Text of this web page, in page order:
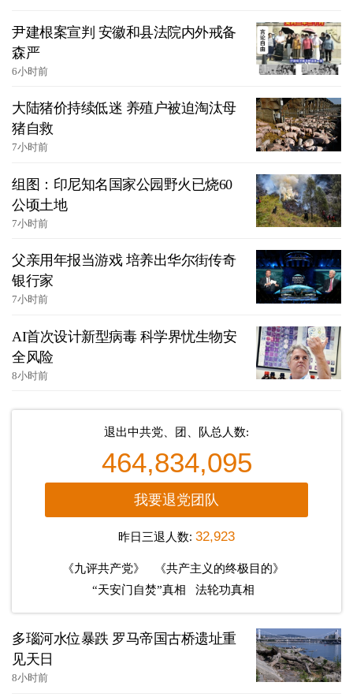
尹建根案宣判 安徽和县法院内外戒备
森严
6小时前
大陆猪价持续低迷 养殖户被迫淘汰母
猪自救
7小时前
组图：印尼知名国家公园野火已烧60
公顷土地
7小时前
父亲用年报当游戏 培养出华尔街传奇
银行家
7小时前
AI首次设计新型病毒 科学界忧生物安
全风险
8小时前
退出中共党、团、队总人数:
464,834,095
我要退党团队
昨日三退人数: 32,923
《九评共产党》
《共产主义的终极目的》
“天安门自焚”真相
法轮功真相
多瑙河水位暴跌 罗马帝国古桥遗址重
见天日
8小时前